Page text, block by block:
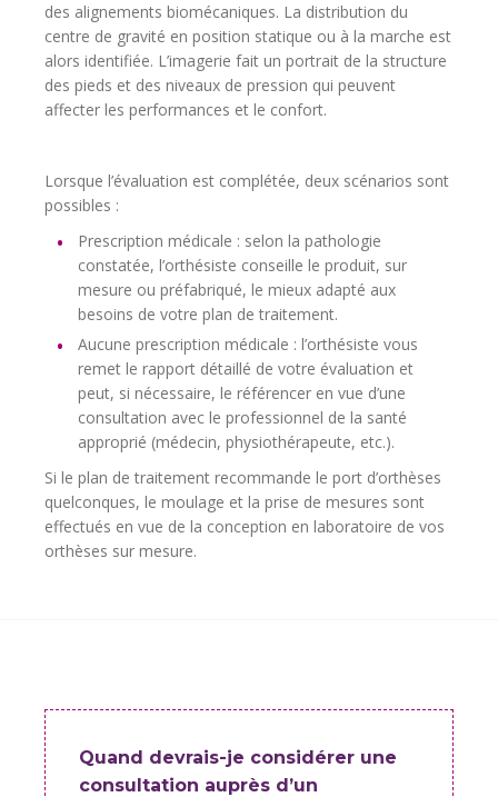
des alignements biomécaniques. La distribution du
centre de gravité en position statique ou à la marche est
alors identifiée. L’imagerie fait un portrait de la structure
des pieds et des niveaux de pression qui peuvent
affecter les performances et le confort.
Lorsque l’évaluation est complétée, deux scénarios sont
possibles :
Prescription médicale : selon la pathologie
constatée, l’orthésiste conseille le produit, sur
mesure ou préfabriqué, le mieux adapté aux
besoins de votre plan de traitement.
Aucune prescription médicale : l’orthésiste vous
remet le rapport détaillé de votre évaluation et
peut, si nécessaire, le référencer en vue d’une
consultation avec le professionnel de la santé
approprié (médecin, physiothérapeute, etc.).
Si le plan de traitement recommande le port d’orthèses
quelconques, le moulage et la prise de mesures sont
effectués en vue de la conception en laboratoire de vos
orthèses sur mesure.
Quand devrais-je considérer une
consultation auprès d’un